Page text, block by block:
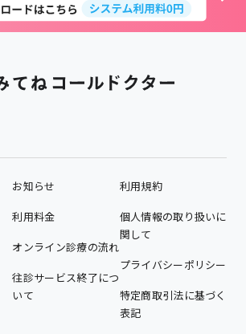
お知らせ
利用料金
オンライン診療の流れ
往診サービス終了につ
いて
利用規約
個人情報の取り扱いに
関して
プライバシーポリシー
特定商取引法に基づく
表記